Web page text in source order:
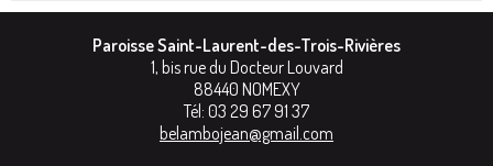
Paroisse Saint-Laurent-des-Trois-Rivières
1, bis rue du Docteur Louvard
88440 NOMEXY
Tél: 03 29 67 91 37
belambojean@gmail.com